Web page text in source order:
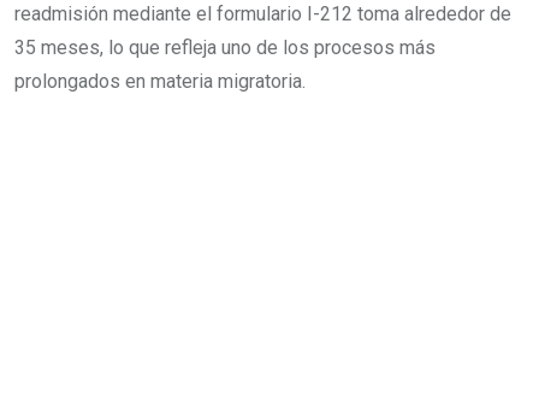
readmisión mediante el formulario I-212 toma alrededor de
35 meses, lo que refleja uno de los procesos más
prolongados en materia migratoria.